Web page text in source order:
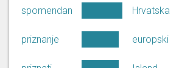
spomendan
priznanje
Hrvatska
europski